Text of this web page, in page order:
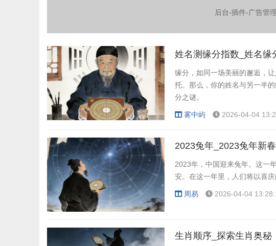
后台-插件-广告管
姓名测缘分指数_姓名缘
缘分，如同一场美丽的邂逅，
托。那么，你的姓名与另一半
分之谜。
雾中屿 2026-04-04
2023兔年_2023兔年新春
2023年，中国迎来兔年。这一
安。在这一年里，人们将以喜
周易 2026-04-04
生肖顺序_探索生肖奥秘